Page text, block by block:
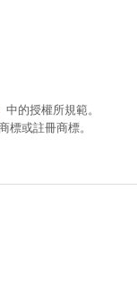
中的授權所規範。
或註冊商標。